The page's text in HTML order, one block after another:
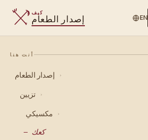
كيف
إصدار الطعام EN
أنت هنا
إصدار الطعام ›
تزيين ›
مكسيكي ›
كعك